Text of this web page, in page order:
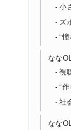
小
ズ
“
なな
視
“
社
なな